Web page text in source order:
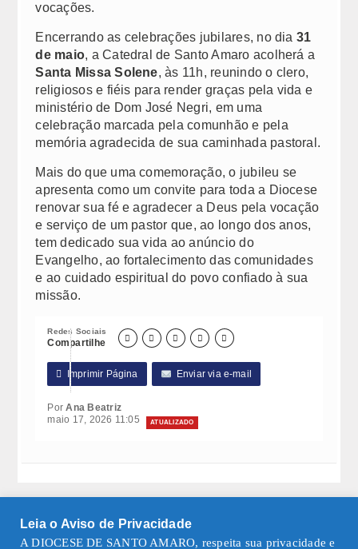
vocações.
Encerrando as celebrações jubilares, no dia 31
de maio, a Catedral de Santo Amaro acolherá a
Santa Missa Solene, às 11h, reunindo o clero,
religiosos e fiéis para render graças pela vida e
ministério de Dom José Negri, em uma
celebração marcada pela comunhão e pela
memória agradecida de sua caminhada pastoral.
Mais do que uma comemoração, o jubileu se
apresenta como um convite para toda a Diocese
renovar sua fé e agradecer a Deus pela vocação
e serviço de um pastor que, ao longo dos anos,
tem dedicado sua vida ao anúncio do
Evangelho, ao fortalecimento das comunidades
e ao cuidado espiritual do povo confiado à sua
missão.
Redes Sociais
Compartilhe     
 Imprimir Página Enviar via e-mail
PorAna Beatriz
maio 17, 2026 11:05
ATUALIZADO
Leia o Aviso de Privacidade
A DIOCESE DE SANTO AMARO, respeita sua privacidade e